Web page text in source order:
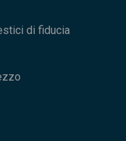
di fiducia